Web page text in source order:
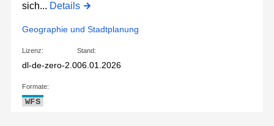
sich... Details
Geographie und Stadtplanung
Lizenz:
dl-de-zero-2.0
Stand:
06.01.2026
Formate:
WFS